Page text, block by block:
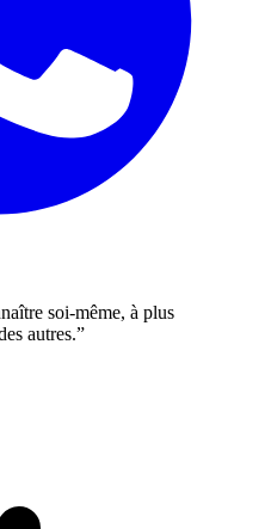
soi-même, à plus
autres.”